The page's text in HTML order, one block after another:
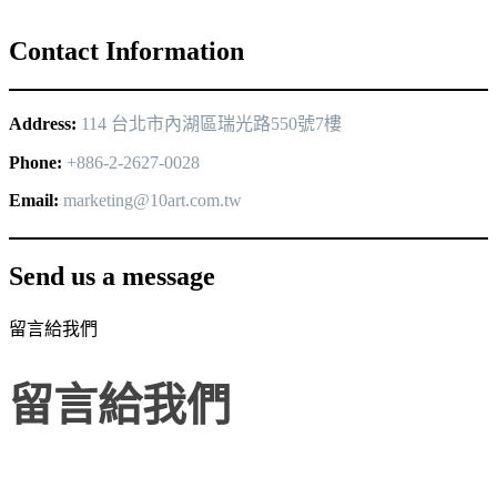
Contact Information
Address: 114 台北市內湖區瑞光路550號7樓
Phone: +886-2-2627-0028
Email: marketing@10art.com.tw
Send us a message
留言給我們
言
給
留言給我們